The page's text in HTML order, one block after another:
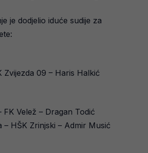
je dodjelio iduće sudije za
Zvijezda 09 – Haris Halkić
FK Velež – Dragan Todić
– HŠK Zrinjski – Admir Musić